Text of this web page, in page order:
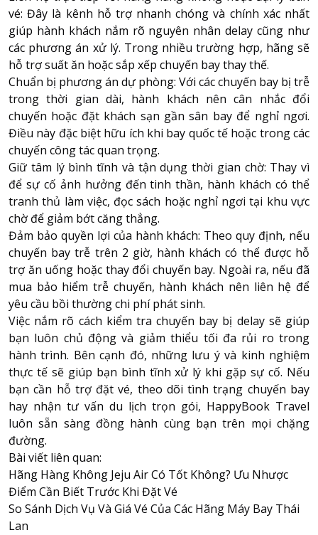
vé: Đây là kênh hỗ trợ nhanh chóng và chính xác nhất
giúp hành khách nắm rõ nguyên nhân delay cũng như
các phương án xử lý. Trong nhiều trường hợp, hãng sẽ
hỗ trợ suất ăn hoặc sắp xếp chuyến bay thay thế.
Chuẩn bị phương án dự phòng: Với các chuyến bay bị trễ
trong thời gian dài, hành khách nên cân nhắc đổi
chuyến hoặc đặt khách sạn gần sân bay để nghỉ ngơi.
Điều này đặc biệt hữu ích khi bay quốc tế hoặc trong các
chuyến công tác quan trọng.
Giữ tâm lý bình tĩnh và tận dụng thời gian chờ: Thay vì
để sự cố ảnh hưởng đến tinh thần, hành khách có thể
tranh thủ làm việc, đọc sách hoặc nghỉ ngơi tại khu vực
chờ để giảm bớt căng thẳng.
Đảm bảo quyền lợi của hành khách: Theo quy định, nếu
chuyến bay trễ trên 2 giờ, hành khách có thể được hỗ
trợ ăn uống hoặc thay đổi chuyến bay. Ngoài ra, nếu đã
mua bảo hiểm trễ chuyến, hành khách nên liên hệ để
yêu cầu bồi thường chi phí phát sinh.
Việc nắm rõ cách kiểm tra chuyến bay bị delay sẽ giúp
bạn luôn chủ động và giảm thiểu tối đa rủi ro trong
hành trình. Bên cạnh đó, những lưu ý và kinh nghiệm
thực tế sẽ giúp bạn bình tĩnh xử lý khi gặp sự cố. Nếu
bạn cần hỗ trợ đặt vé, theo dõi tình trạng chuyến bay
hay nhận tư vấn du lịch trọn gói, HappyBook Travel
luôn sẵn sàng đồng hành cùng bạn trên mọi chặng
đường.
Bài viết liên quan:
Hãng Hàng Không Jeju Air Có Tốt Không? Ưu Nhược
Điểm Cần Biết Trước Khi Đặt Vé
So Sánh Dịch Vụ Và Giá Vé Của Các Hãng Máy Bay Thái
Lan